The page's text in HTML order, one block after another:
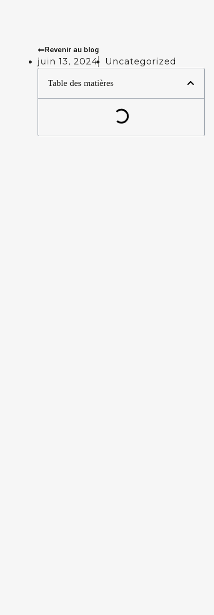
Revenir au blog
juin 13, 2024 Uncategorized
Table des matières